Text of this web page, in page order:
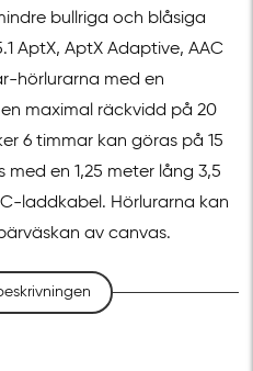
bullriga och blåsiga
AptX, AptX Adaptive, AAC
hörlurarna med en
maximal räckvidd på 20
6 timmar kan göras på 15
med en 1,25 meter lång 3,5
laddkabel. Hörlurarna kan
av canvas.